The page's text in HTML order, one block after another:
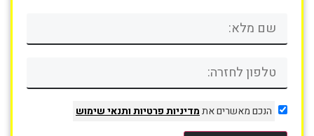
הנכם מאשרים אתמדיניות פרטיותותנאי שימוש